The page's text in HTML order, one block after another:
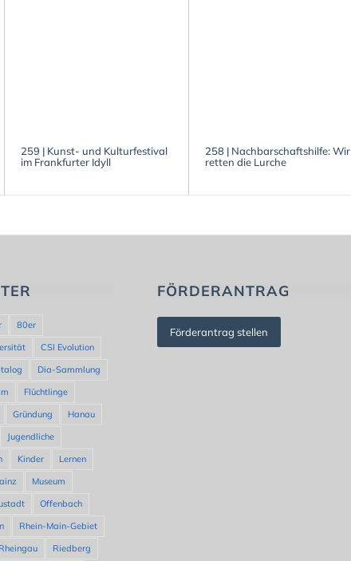
259 | Kunst- und Kulturfestival
im Frankfurter Idyll
258 | Nachbarschaftshilfe: Wir
retten die Lurche
80er
CSI Evolution
Dia-Sammlung
Flüchtlinge
Gründung
Hanau
Jugendliche
Kinder
Lernen
Museum
Offenbach
Rhein-Main-Gebiet
Rheingau Riedberg
FÖRDERANTRAG
Förderantrag stellen